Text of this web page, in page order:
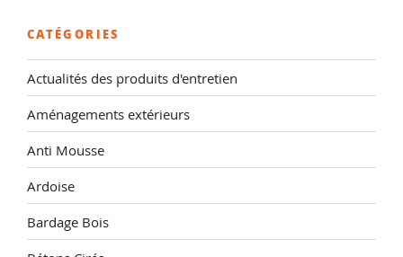
CATÉGORIES
Actualités des produits d'entretien
Aménagements extérieurs
Anti Mousse
Ardoise
Bardage Bois